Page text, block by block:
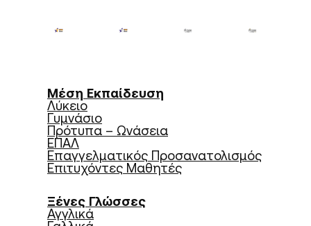
Μέση Εκπαίδευση
Λύκειο
Γυμνάσιο
Πρότυπα – Ωνάσεια
ΕΠΑΛ
Επαγγελματικός Προσανατολισμός
Επιτυχόντες Μαθητές
Ξένες Γλώσσες
Αγγλικά